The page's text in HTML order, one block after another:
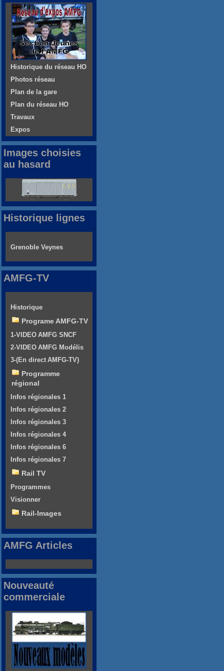
Historique du réseau HO
Photos réseau
Plan de la gare
Plan du réseau HO
Travaux
Expos
Images choisies
au hasard
Historique lignes
Grenoble Veynes
AMFG-TV
Historique
Programe AMFG-TV
1-VIDEO AMFG SNCF
2-VIDEO AMFG Modélis
3-(En direct AMFG-TV)
Programme
régional
Infos régionales 1
Infos régionales 2
Infos régionales 3
Infos régionales 4
Infos régionales 6
Infos régionales 7
Rail TV
Programmes
Visionner
Rail-Images
AMFG Articles
Nouveauté
commerciale